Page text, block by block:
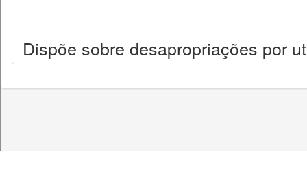
Dispõe sobre desapropriações por